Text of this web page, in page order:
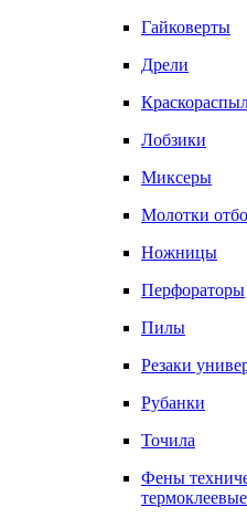
Гайковерты
Дрели
Лобзики
Миксеры
Молотки
Ножницы
Перфораторы
Пилы
Резаки
Рубанки
Точила
Фены
термоклеевые